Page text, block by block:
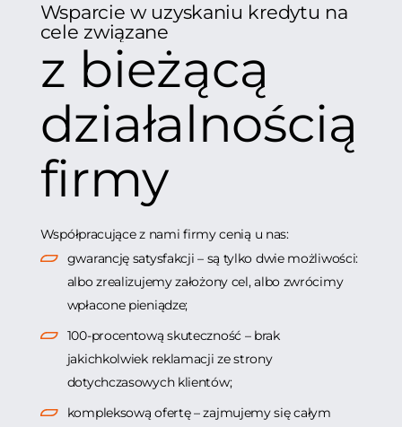
Wsparcie w uzyskaniu kredytu na
cele związane
z bieżącą
działalnością
firmy
Współpracujące z nami firmy cenią u nas:
gwarancję satysfakcji – są tylko dwie możliwości:
albo zrealizujemy założony cel, albo zwrócimy
wpłacone pieniądze;
100-procentową skuteczność – brak
jakichkolwiek reklamacji ze strony
dotychczasowych klientów;
kompleksową ofertę – zajmujemy się całym